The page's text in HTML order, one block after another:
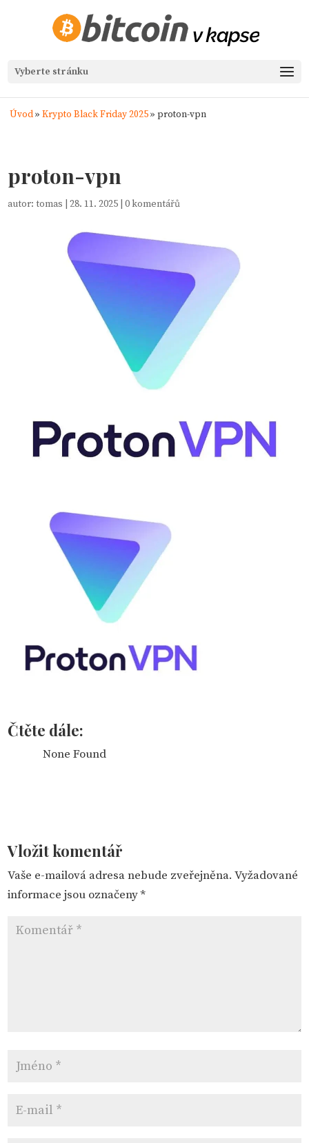
Vyberte stránku
Úvod» Krypto Black Friday 2025» proton-vpn
proton-vpn
autor:tomas |28. 11. 2025 |0 komentářů
Čtěte dále:
None Found
Vložit komentář
Vaše e-mailová adresa nebude zveřejněna. Vyžadované
informace jsou označeny*